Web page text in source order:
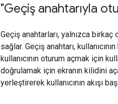
"Geçiş anahtarıyla
Geçiş anahtarları, yalnızca
sağlar. Geçiş anahtarı,
kullanıcının oturum açmak için
doğrulamak için ekranın kilidini
yerleştirerek kullanıcının akışı